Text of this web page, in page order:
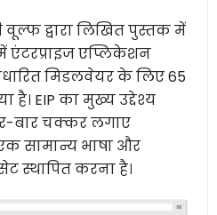
वूल्फ द्वारा लिखित पुस्तक में
एंटरप्राइज एप्लिकेशन
मिडलवेयर के लिए 65
है। EIP का मुख्य उद्देश्य
बार चक्कर लगाए
सामान्य भाषा और
स्थापित करना है।